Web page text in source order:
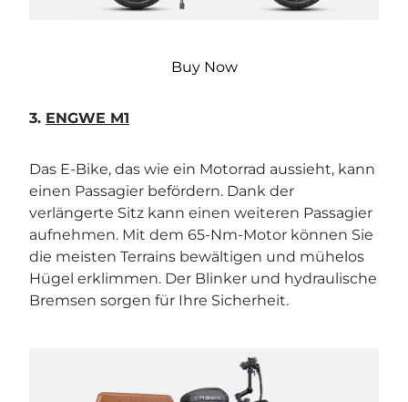
Buy Now
3. ENGWE M1
Das E-Bike, das wie ein Motorrad aussieht, kann
einen Passagier befördern. Dank der
verlängerte Sitz kann einen weiteren Passagier
aufnehmen. Mit dem 65-Nm-Motor können Sie
die meisten Terrains bewältigen und mühelos
Hügel erklimmen. Der Blinker und hydraulische
Bremsen sorgen für Ihre Sicherheit.